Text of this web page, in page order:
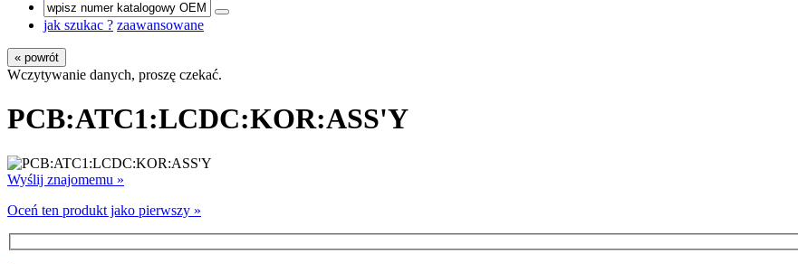
jak szukac ? zaawansowane
« powrót
Wczytywanie danych, proszę czekać.
PCB:ATC1:LCDC:KOR:ASS'Y
Wyślij znajomemu »
Oceń ten produkt jako pierwszy »